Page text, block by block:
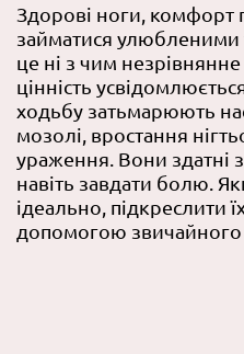
Здорові ноги, комфорт
займатися
це ні з чим
цінність
ходьбу затьмарюють
мозолі, вростання
ураження. Вони здатні
навіть завдати болю.
ідеально, підкреслити
допомогою